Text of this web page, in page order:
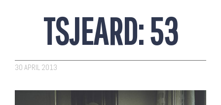
TSJEARD: 53
30 APRIL 2013